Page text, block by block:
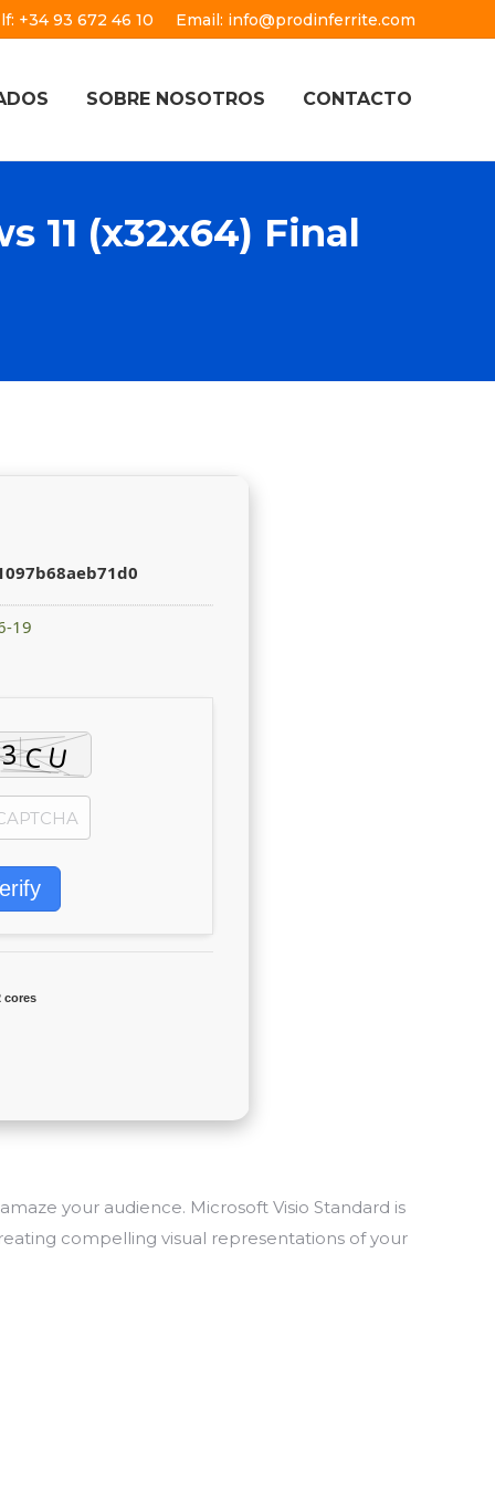
+34 93 672 46 10 Email: info@prodinferrite.com
SOBRE NOSOTROS CONTACTO
11 (x32x64) Final
19
cores
your audience. Microsoft Visio Standard is
compelling visual representations of your